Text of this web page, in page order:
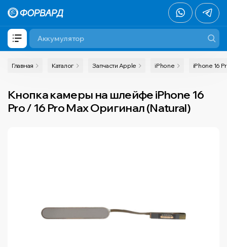
Главная Каталог Запчасти Apple iPhone iPhone 16
Кнопка камеры на шлейфе iPhone 16
Pro / 16 Pro Max Оригинал (Natural)